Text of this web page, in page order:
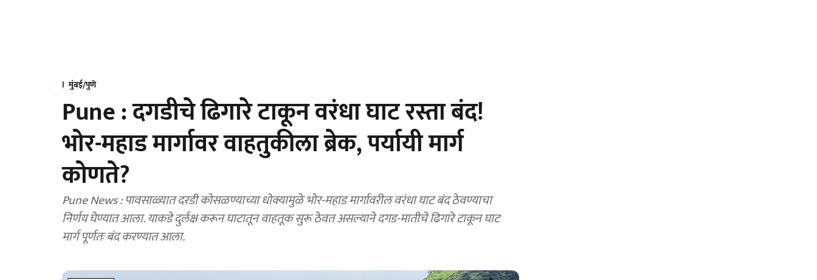
मुंबई/पुणे
Pune : दगडीचे ढिगारे टाकून वरंधा घाट रस्ता बंद!
भोर-महाड मार्गावर वाहतुकीला ब्रेक, पर्यायी मार्ग
कोणते?
Pune News : पावसाळ्यात दरडी कोसळण्याच्या धोक्यामुळे भोर-महाड मार्गावरील वरंधा घाट बंद ठेवण्याचा
निर्णय घेण्यात आला. याकडे दुर्लक्ष करून घाटातून वाहतूक सुरू ठेवत असल्याने दगड-मातीचे ढिगारे टाकून घाट
मार्ग पूर्णतः बंद करण्यात आला.